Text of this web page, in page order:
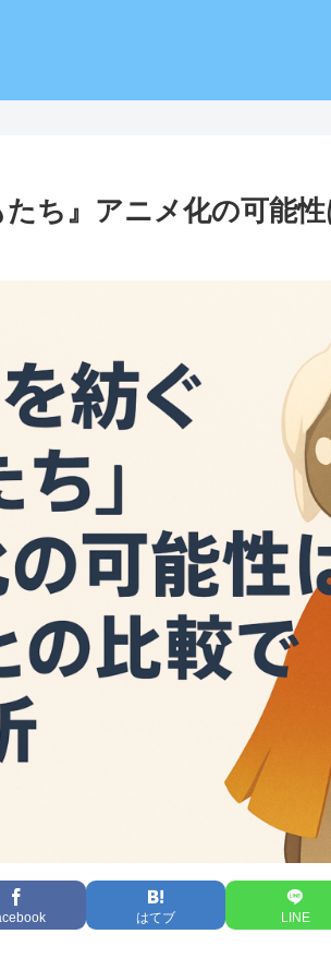
たち』アニメ化の可能
はてブ LINE